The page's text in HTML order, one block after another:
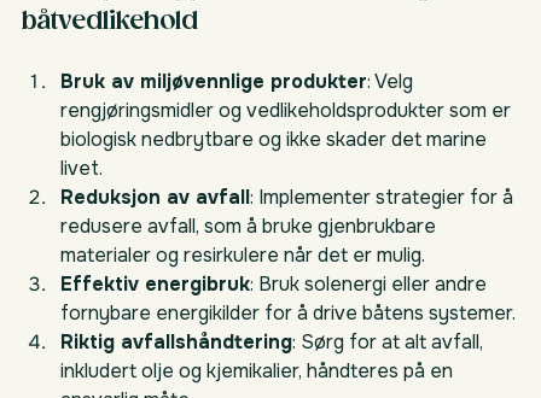
båtvedlikehold
Bruk av miljøvennlige produkter: Velg
rengjøringsmidler og vedlikeholdsprodukter som er
biologisk nedbrytbare og ikke skader det marine
livet.
Reduksjon av avfall: Implementer strategier for å
redusere avfall, som å bruke gjenbrukbare
materialer og resirkulere når det er mulig.
Effektiv energibruk: Bruk solenergi eller andre
fornybare energikilder for å drive båtens systemer.
Riktig avfallshåndtering: Sørg for at alt avfall,
inkludert olje og kjemikalier, håndteres på en